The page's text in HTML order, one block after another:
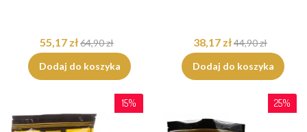
55,17 zł64,90 zł
Dodaj do koszyka
38,17 zł44,90 zł
Dodaj do koszyka
15% 25%